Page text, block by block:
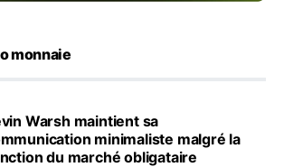
monnaie
Warsh maintient sa
minimaliste malgré la
du marché obligataire